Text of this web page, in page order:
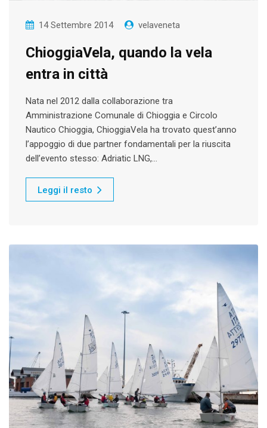
14 Settembre 2014 velaveneta
ChioggiaVela, quando la vela
entra in città
Nata nel 2012 dalla collaborazione tra
Amministrazione Comunale di Chioggia e Circolo
Nautico Chioggia, ChioggiaVela ha trovato quest’anno
l’appoggio di due partner fondamentali per la riuscita
dell’evento stesso: Adriatic LNG,…
Leggi il resto